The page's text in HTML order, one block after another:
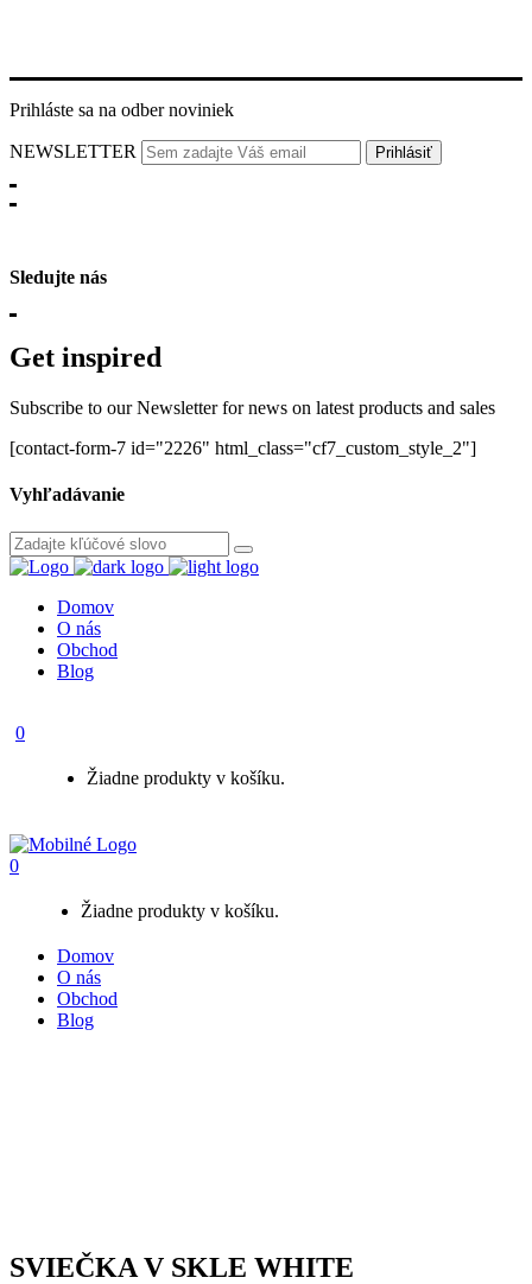
Prihláste sa na odber noviniek
NEWSLETTER
Sledujte nás
Get inspired
Subscribe to our Newsletter for news on latest products and sales
[contact-form-7 id="2226" html_class="cf7_custom_style_2"]
Vyhľadávanie
Domov
O nás
Obchod
Blog
0
Žiadne produkty v košíku.
0
Žiadne produkty v košíku.
Domov
O nás
Obchod
Blog
SVIEČKA V SKLE WHITE